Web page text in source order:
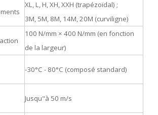
XL, L, H, XH, XXH (trapézoïdal) ;
3M, 5M, 8M, 14M, 20M (curviligne)
100 N/mm × 400 N/mm (en fonction
de la largeur)
-30°C - 80°C (composé standard)
Jusqu"à 50 m/s